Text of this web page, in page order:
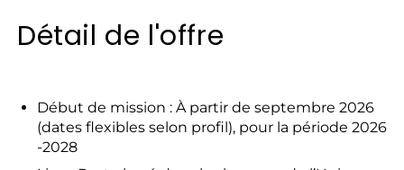
Détail de l'offre
Début de mission : À partir de septembre 2026
(dates flexibles selon profil), pour la période 2026
-2028